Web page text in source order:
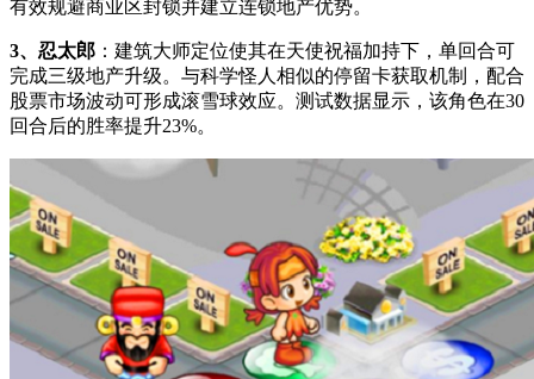
有效规避商业区封锁并建立连锁地产优势。
3、忍太郎 ：建筑大师定位使其在天使祝福加持下，单回合可
完成三级地产升级。与科学怪人相似的停留卡获取机制，配合
股票市场波动可形成滚雪球效应。测试数据显示，该角色在30
回合后的胜率提升23%。